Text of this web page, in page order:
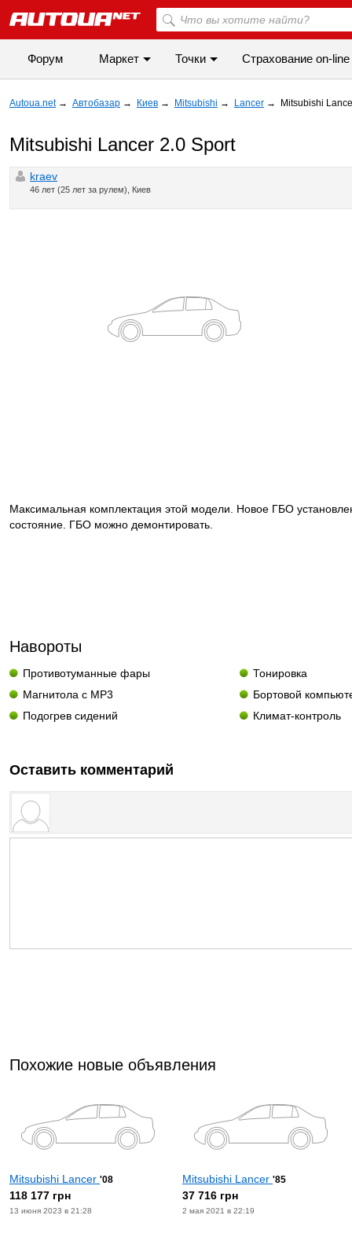
Форум Маркет Точки Cтрахование on-line
Autoua.net → Автобазар → Киев → Mitsubishi → Lancer → Mitsubishi
Mitsubishi Lancer 2.0 Sport
kraev
46 лет (25 лет за рулем), Киев
Максимальная комплектация этой модели. Новое ГБО
состояние. ГБО можно демонтировать.
Навороты
Противотуманные фары
Тонировка
Магнитола с MP3
Бортовой
Подогрев сидений
Климат-контроль
Оставить комментарий
Похожие новые объявления
Mitsubishi Lancer '08
118 177 грн
13 июня 2023 в 21:28
Mitsubishi Lancer '85
37 716 грн
2 мая 2021 в 22:19